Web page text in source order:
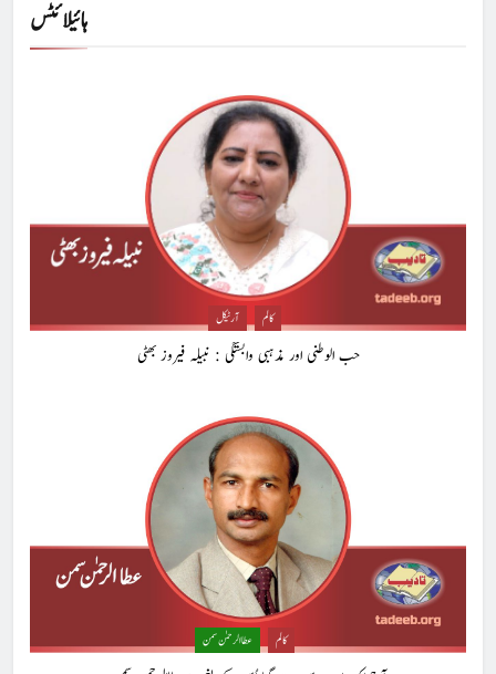
ہائیلائٹس
آرٹیکل کالم
حب الوطنی اور مذہبی وابستگی : نبیلہ فیروز بھٹی
عطا الرحمٰن سمن کالم
شگفتہ گفتگو تیری : جاوید ڈینی ایل